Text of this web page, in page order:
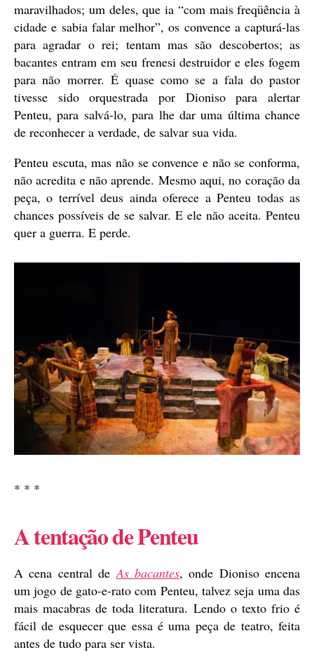
maravilhados; um deles, que ia “com mais freqüência à
cidade e sabia falar melhor”, os convence a capturá-las
para agradar o rei; tentam mas são descobertos; as
bacantes entram em seu frenesi destruidor e eles fogem
para não morrer. É quase como se a fala do pastor
tivesse sido orquestrada por Dioniso para alertar
Penteu, para salvá-lo, para lhe dar uma última chance
de reconhecer a verdade, de salvar sua vida.
Penteu escuta, mas não se convence e não se conforma,
não acredita e não aprende. Mesmo aqui, no coração da
peça, o terrível deus ainda oferece a Penteu todas as
chances possíveis de se salvar. E ele não aceita. Penteu
quer a guerra. E perde.
* * *
A tentação de Penteu
A cena central deAs bacantes, onde Dioniso encena
um jogo de gato-e-rato com Penteu, talvez seja uma das
mais macabras de toda literatura. Lendo o texto frio é
fácil de esquecer que essa é uma peça de teatro, feita
antes de tudo para ser vista.